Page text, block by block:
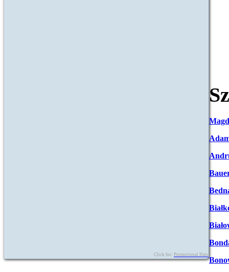
Click for: Promotional Hats